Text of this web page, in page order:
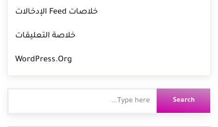
خلاصات Feed الإدخالات
خلاصة التعليقات
WordPress.org